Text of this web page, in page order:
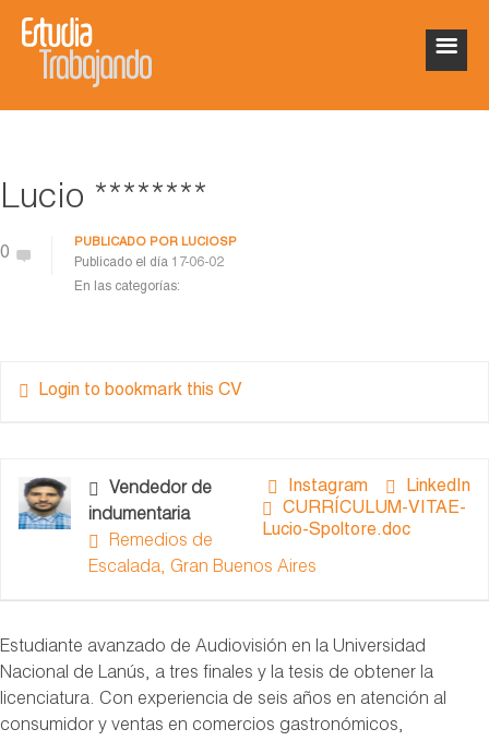
Lucio ********
0
PUBLICADO POR LUCIOSP
Publicado el día 17-06-02
En las categorías:
Login to bookmark this CV
LinkedIn
Instagram
CURRÍCULUM-VITAE-
Lucio-Spoltore.doc
Vendedor de
indumentaria
Remedios de
Escalada, Gran Buenos Aires
Estudiante avanzado de Audiovisión en la Universidad
Nacional de Lanús, a tres finales y la tesis de obtener la
licenciatura. Con experiencia de seis años en atención al
consumidor y ventas en comercios gastronómicos,